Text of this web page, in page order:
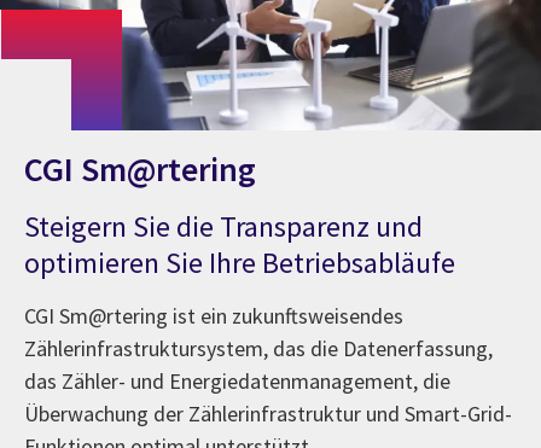
CGI Sm@rtering
Steigern Sie die Transparenz und
optimieren Sie Ihre Betriebsabläufe
CGI Sm@rtering ist ein zukunftsweisendes
Zählerinfrastruktursystem, das die Datenerfassung,
das Zähler- und Energiedatenmanagement, die
Überwachung der Zählerinfrastruktur und Smart-Grid-